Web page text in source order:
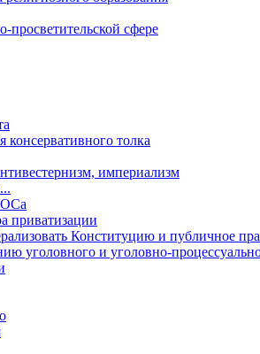
просветительской сфере
толка
империализм
приватизации
Конституцию и публичное
уголовного и уголовно-